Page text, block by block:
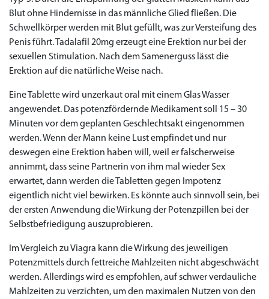
Blut ohne Hindernisse in das männliche Glied fließen. Die
Schwellkörper werden mit Blut gefüllt, was zur Versteifung des
Penis führt. Tadalafil 20mg erzeugt eine Erektion nur bei der
sexuellen Stimulation. Nach dem Samenerguss lässt die
Erektion auf die natürliche Weise nach.
Eine Tablette wird unzerkaut oral mit einem Glas Wasser
angewendet. Das potenzfördernde Medikament soll 15 – 30
Minuten vor dem geplanten Geschlechtsakt eingenommen
werden. Wenn der Mann keine Lust empfindet und nur
deswegen eine Erektion haben will, weil er falscherweise
annimmt, dass seine Partnerin von ihm mal wieder Sex
erwartet, dann werden die Tabletten gegen Impotenz
eigentlich nicht viel bewirken. Es könnte auch sinnvoll sein, bei
der ersten Anwendung die Wirkung der Potenzpillen bei der
Selbstbefriedigung auszuprobieren.
Im Vergleich zu Viagra kann die Wirkung des jeweiligen
Potenzmittels durch fettreiche Mahlzeiten nicht abgeschwächt
werden. Allerdings wird es empfohlen, auf schwer verdauliche
Mahlzeiten zu verzichten, um den maximalen Nutzen von den